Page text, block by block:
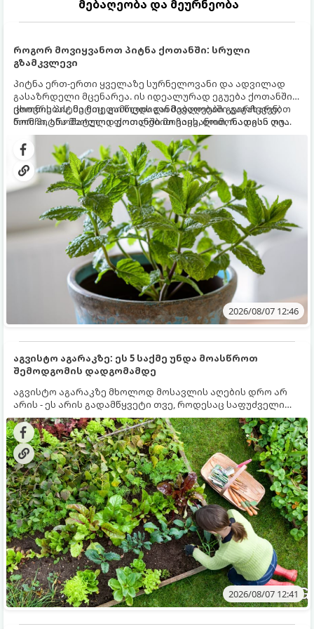
მებაღეობა და მეურნეობა
როგორ მოვიყვანოთ პიტნა ქოთანში: სრული
გზამკვლევი
პიტნა ერთ-ერთი ყველაზე სურნელოვანი და ადვილად
გასაზრდელი მცენარეა. ის იდეალურად ეგუება ქოთანში
ცხოვრებას, მეტიც, გამოცდილი მებაღეები გვირჩევენ,
რომ პიტნა მხოლოდ ქოთანში მოვიყვანოთ, რადგან ღია
გრუნტში (ბაღში) დარგვისას ის ფესვებით ძალიან
სწრაფად ვრცელდება და სხვა მცენარეებს ავიწროებს.
ქოთნის პიტნა მთელი წლის განმავლობაში გაგახარებთ
ნორჩი, არომატული ფოთლებით ჩაის, ლიმონათისა თუ
კერძებისთვის.
2026/08/07 12:46
აგვისტო აგარაკზე: ეს 5 საქმე უნდა მოასწროთ
შემოდგომის დადგომამდე
აგვისტო აგარაკზე მხოლოდ მოსავლის აღების დრო არ
არის - ეს არის გადამწყვეტი თვე, როდესაც საფუძველი
ეყრება მომავალი წლის მოსავალს და ბაღი მზადდება
შემოდგომა-ზამთრის სეზონისთვის. იმისათვის, რომ
ნიადაგმა ენერგია აღიდგინოს, ხოლო მცენარეებმა
ზამთარს გაუძლონ, აგვისტოს ბოლომდე 5
მნიშვნელოვანი საქმის გაკეთება უნდა მოასწროთ:
2026/08/07 12:41